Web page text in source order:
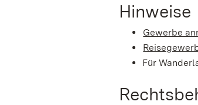
Hinweise
Gewerbe
Für